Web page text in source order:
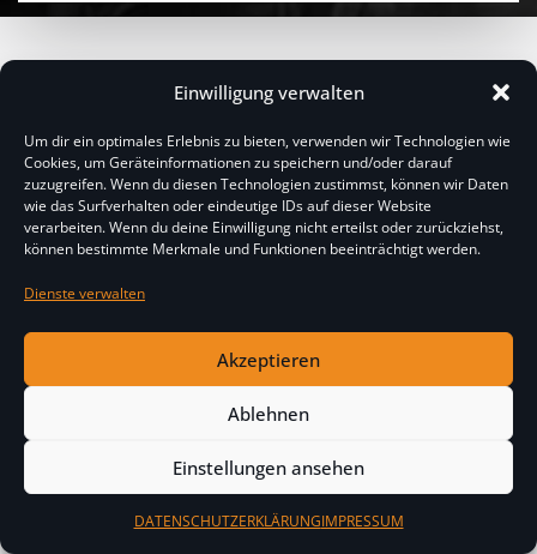
Einwilligung verwalten
Um dir ein optimales Erlebnis zu bieten, verwenden wir Technologien wie
Cookies, um Geräteinformationen zu speichern und/oder darauf
zuzugreifen. Wenn du diesen Technologien zustimmst, können wir Daten
wie das Surfverhalten oder eindeutige IDs auf dieser Website
verarbeiten. Wenn du deine Einwilligung nicht erteilst oder zurückziehst,
können bestimmte Merkmale und Funktionen beeinträchtigt werden.
Dienste verwalten
Akzeptieren
Ablehnen
Einstellungen ansehen
DATENSCHUTZERKLÄRUNGIMPRESSUM
Erfolg durch
Wir schaffen digitale Lösungen, die
funktionieren.
Erfahren Sie, was unsere Kunden über die
Zusammenarbeit mit ivaya sagen.